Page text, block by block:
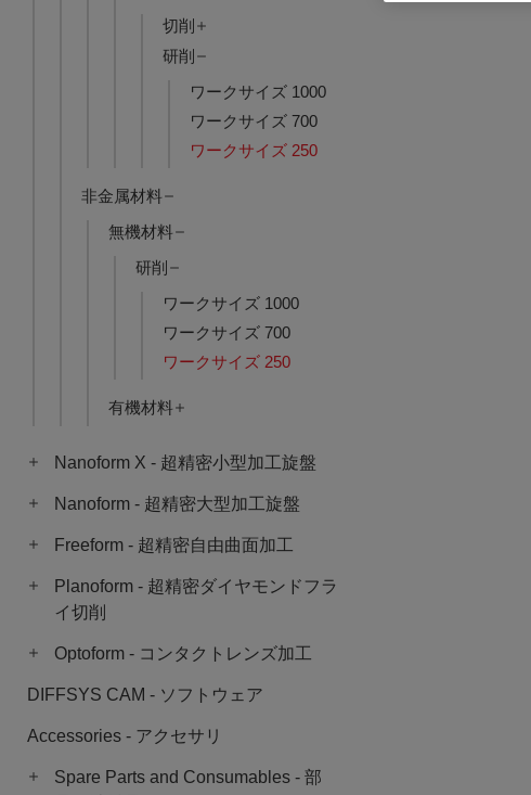
切削
研削
ワークサイズ 1000
ワークサイズ 700
ワークサイズ 250
非金属材料
無機材料
研削
ワークサイズ 1000
ワークサイズ 700
ワークサイズ 250
有機材料
Nanoform X - 超精密小型加工旋盤
Nanoform - 超精密大型加工旋盤
Freeform - 超精密自由曲面加工
Planoform - 超精密ダイヤモンドフラ
イ切削
Optoform - コンタクトレンズ加工
DIFFSYS CAM - ソフトウェア
Accessories - アクセサリ
Spare Parts and Consumables - 部